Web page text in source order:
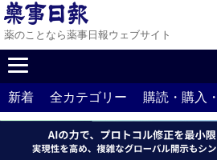
薬のことなら薬事日報ウェブサイト
新着 全カテゴリー 購読・購入